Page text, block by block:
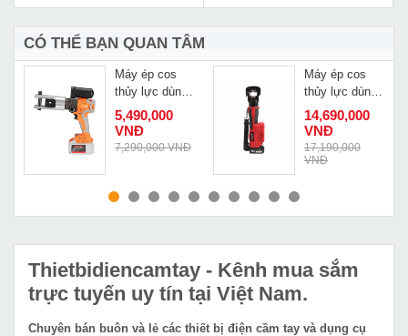
CÓ THỂ BẠN QUAN TÂM
MUA NGAY
Máy ép cos
thủy lực dùng
pin mini
Changyou CM-
300
5,490,000
VNĐ
7,290,000 VNĐ
MUA NGAY
Máy ép cos
thủy lực dùng
pin Interface
cao cấp GLS-
400
14,690,000
VNĐ
17,190,000
VNĐ
Thietbidiencamtay - Kênh mua sắm
trực tuyến uy tín tại Việt Nam.
Chuyên bán buôn và lẻ các thiết bị điện cầm tay và dụng cụ